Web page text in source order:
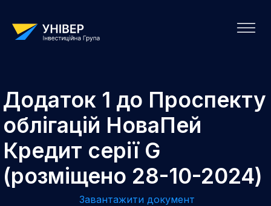
Додаток 1 до Проспекту
облігацій НоваПей
Кредит серії G
(розміщено 28-10-2024)
Завантажити документ